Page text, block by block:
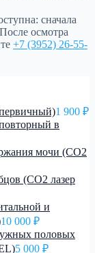
сначала
осмотра
+7 (3952) 26-55-
1 900 ₽
в
мочи (CO2
(CO2 лазер
и
10 000 ₽
половых
5 000 ₽